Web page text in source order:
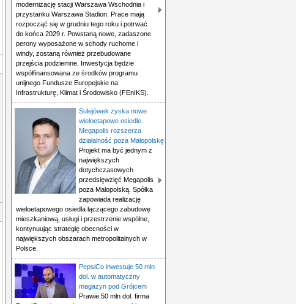
modernizację stacji Warszawa Wschodnia i
przystanku Warszawa Stadion. Prace mają
rozpocząć się w grudniu tego roku i potrwać
do końca 2029 r. Powstaną nowe, zadaszone
perony wyposażone w schody ruchome i
windy, zostaną również przebudowane
przejścia podziemne. Inwestycja będzie
współfinansowana ze środków programu
unijnego Fundusze Europejskie na
Infrastrukturę, Klimat i Środowisko (FEnIKS).
Sulejówek zyska nowe
wieloetapowe osiedle.
Megapolis rozszerza
działalność poza Małopolskę
Projekt ma być jednym z
największych
dotychczasowych
przedsięwzięć Megapolis
poza Małopolską. Spółka
zapowiada realizację
wieloetapowego osiedla łączącego zabudowę
mieszkaniową, usługi i przestrzenie wspólne,
kontynuując strategię obecności w
największych obszarach metropolitalnych w
Polsce.
PepsiCo inwestuje 50 mln
dol. w automatyczny
magazyn pod Grójcem
Prawie 50 mln dol. firma